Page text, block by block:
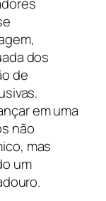
dos
de
em uma
não
mas
um